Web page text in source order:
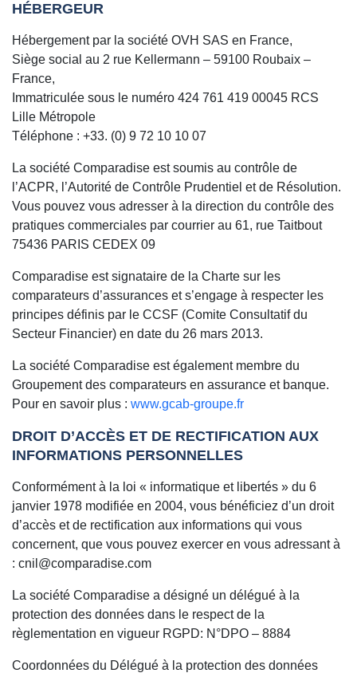
HÉBERGEUR
Hébergement par la société OVH SAS en France,
Siège social au 2 rue Kellermann – 59100 Roubaix –
France,
Immatriculée sous le numéro 424 761 419 00045 RCS
Lille Métropole
Téléphone : +33. (0) 9 72 10 10 07
La société Comparadise est soumis au contrôle de
l’ACPR, l’Autorité de Contrôle Prudentiel et de Résolution.
Vous pouvez vous adresser à la direction du contrôle des
pratiques commerciales par courrier au 61, rue Taitbout
75436 PARIS CEDEX 09
Comparadise est signataire de la Charte sur les
comparateurs d’assurances et s’engage à respecter les
principes définis par le CCSF (Comite Consultatif du
Secteur Financier) en date du 26 mars 2013.
La société Comparadise est également membre du
Groupement des comparateurs en assurance et banque.
Pour en savoir plus : www.gcab-groupe.fr
DROIT D’ACCÈS ET DE RECTIFICATION AUX
INFORMATIONS PERSONNELLES
Conformément à la loi « informatique et libertés » du 6
janvier 1978 modifiée en 2004, vous bénéficiez d’un droit
d’accès et de rectification aux informations qui vous
concernent, que vous pouvez exercer en vous adressant à
: cnil@comparadise.com
La société Comparadise a désigné un délégué à la
protection des données dans le respect de la
règlementation en vigueur RGPD: N°DPO – 8884
Coordonnées du Délégué à la protection des données